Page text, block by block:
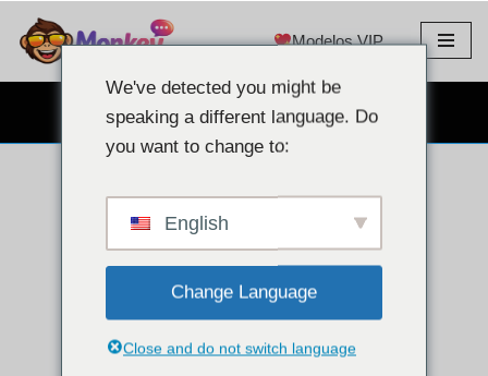
Pular
para
Modelos VIP
BATE-PAPO COM WEBCAM GRÁTIS
We've detected you might be
speaking a different language. Do
you want to change to:
English
Change Language
Close and do not switch language